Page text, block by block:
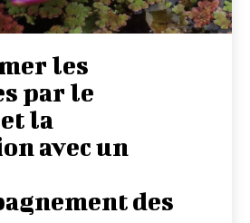
les
par le
la
avec un
des